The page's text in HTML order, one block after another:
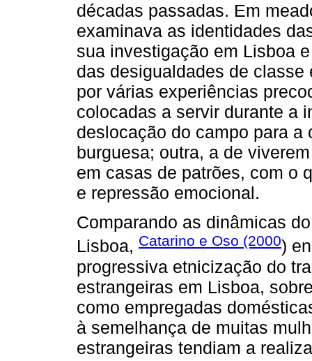
décadas passadas. Em
examinava as identidades
sua investigação em Lisboa
das desigualdades de
por várias experiências
colocadas a servir durante a
deslocação do campo para
burguesa; outra, a de
em casas de patrões, com o
e repressão emocional.
Comparando as dinâmicas
Lisboa, Catarino e Oso (2000)
progressiva etnicização do
estrangeiras em Lisboa,
como empregadas
à semelhança de muitas
estrangeiras tendiam a